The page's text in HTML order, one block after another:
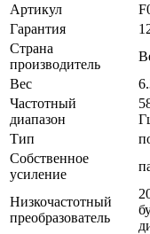
Артикул
Гарантия
Страна
производитель
Вес
Частотный
диапазон
Тип
Собственное
усиление
Низкочастотный
преобразователь